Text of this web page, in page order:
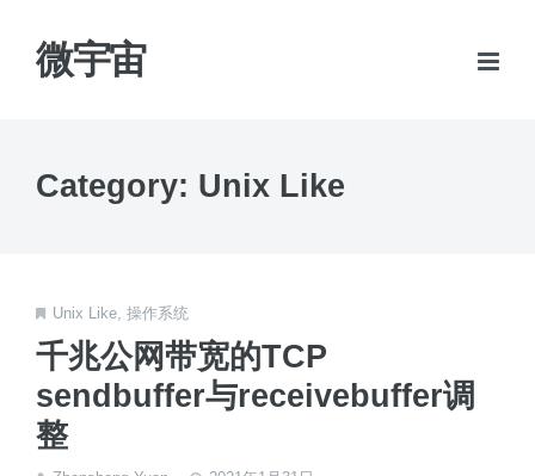
微宇宙
Category: Unix Like
Unix Like, 操作系统
千兆公网带宽的TCP
sendbuffer与receivebuffer调
整